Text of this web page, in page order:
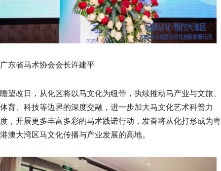
广东省马术协会会长许建平
瞻望改日，从化区将以马文化为纽带，执续推动马产业与文旅、
体育、科技等边界的深度交融，进一步加大马文化艺术科普力
度，开展更多丰富多彩的马术践诺行动，发奋将从化打形成为粤
港澳大湾区马文化传播与产业发展的高地。